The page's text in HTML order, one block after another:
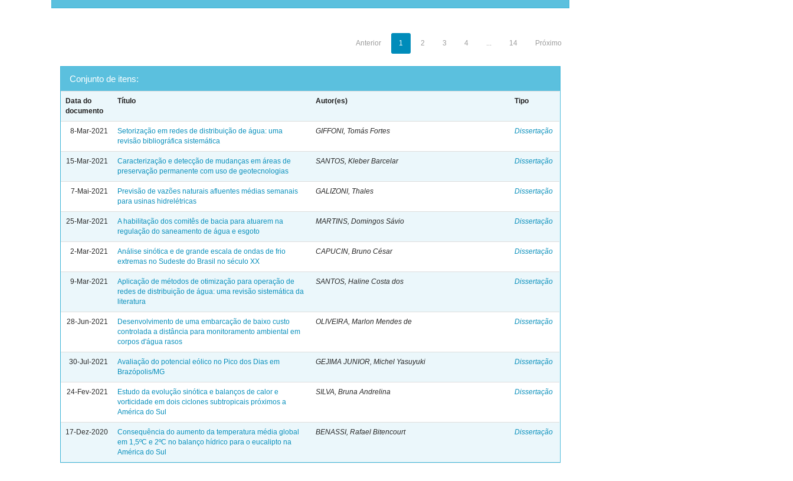
Anterior 1 2 3 4 ... 14 Próximo
Conjunto de itens:
Data do
documento
Título Autor(es) Tipo
8-Mar-2021
Setorização em redes de distribuição de água: uma
revisão bibliográfica sistemática
GIFFONI, Tomás Fortes Dissertação
15-Mar-2021
Caracterização e detecção de mudanças em áreas de
preservação permanente com uso de geotecnologias
SANTOS, Kleber Barcelar Dissertação
7-Mai-2021
Previsão de vazões naturais afluentes médias semanais
para usinas hidrelétricas
GALIZONI, Thales Dissertação
25-Mar-2021
A habilitação dos comitês de bacia para atuarem na
regulação do saneamento de água e esgoto
MARTINS, Domingos Sávio Dissertação
2-Mar-2021
Análise sinótica e de grande escala de ondas de frio
extremas no Sudeste do Brasil no século XX
CAPUCIN, Bruno César Dissertação
9-Mar-2021
Aplicação de métodos de otimização para operação de
redes de distribuição de água: uma revisão sistemática da
literatura
SANTOS, Haline Costa dos Dissertação
28-Jun-2021
Desenvolvimento de uma embarcação de baixo custo
controlada a distância para monitoramento ambiental em
corpos d'água rasos
OLIVEIRA, Marlon Mendes de Dissertação
30-Jul-2021
Avaliação do potencial eólico no Pico dos Dias em
Brazópolis/MG
GEJIMA JUNIOR, Michel Yasuyuki Dissertação
24-Fev-2021
Estudo da evolução sinótica e balanços de calor e
vorticidade em dois ciclones subtropicais próximos a
América do Sul
SILVA, Bruna Andrelina Dissertação
17-Dez-2020
Consequência do aumento da temperatura média global
em 1,5ºC e 2ºC no balanço hídrico para o eucalipto na
América do Sul
BENASSI, Rafael Bitencourt Dissertação